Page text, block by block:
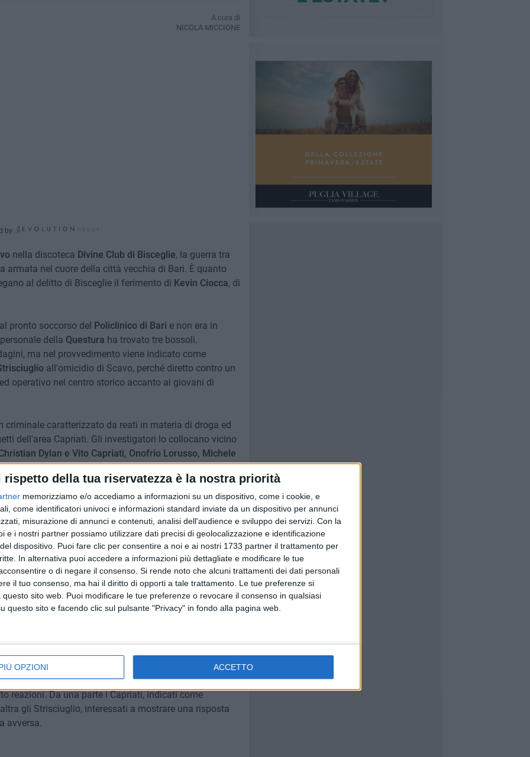
rispetto della tua riservatezza è la nostra priorità
memorizziamo e/o accediamo a informazioni su un dispositivo, come i cookie, e
come identificatori univoci e informazioni standard inviate da un dispositivo per annunci
misurazione di annunci e contenuti, analisi dell'audience e sviluppo dei servizi. Con la
e i nostri partner possiamo utilizzare dati precisi di geolocalizzazione e identificazione
dispositivo. Puoi fare clic per consentire a noi e ai nostri 1733 partner il trattamento per
In alternativa puoi accedere a informazioni più dettagliate e modificare le tue
o di negare il consenso. Si rende noto che alcuni trattamenti dei dati personali
il tuo consenso, ma hai il diritto di opporti a tale trattamento. Le tue preferenze si
sito web. Puoi modificare le tue preferenze o revocare il consenso in qualsiasi
questo sito e facendo clic sul pulsante "Privacy" in fondo alla pagina web.
OPZIONI ACCETTO
A cura di
NICOLA MICCIONE
by
nella discoteca Divine Club di Bisceglie, la guerra tra
armata nel cuore della città vecchia di Bari. È quanto
al delitto di Bisceglie il ferimento di Kevin Ciocca, di
pronto soccorso del Policlinico di Bari e non era in
della Questura ha trovato tre bossoli.
ma nel provvedimento viene indicato come
all'omicidio di Scavo, perché diretto contro un
ed operativo nel centro storico accanto ai giovani di
criminale caratterizzato da reati in materia di droga ed
dell'area Capriati. Gli investigatori lo collocano vicino
Dylan e Vito Capriati, Onofrio Lorusso, Michele
. Viene evidenziato che Ciocca è stato sottoposto ai
dove Sabino Capriati aveva avuto la residenza.
Capriati sono anche le dichiarazioni dei collaboratori di
2026, ha indicato Ciocca come uno di quei soggetti
.Leonardo Mercoledisanto, in un interrogatorio del
persona che si accompagnava stabilmente aChristian
di averlo incontrato più volte insieme a Christian.
che va oltre il singolo episodio. Non sarebbe un
una dinamica di clan. L'omicidio di Scavo, ritenuto un
Carbonara, sarebbe stato seguito a poche ore di
ritenuto vicino ai Capriati. La successione temporale è
per collocare il fatto nella stessa scia di sangue.
conferma la rapidità con cui la notizia
reazioni. Da una parte i Capriati, indicati come
gli Strisciuglio, interessati a mostrare una risposta
avversa.